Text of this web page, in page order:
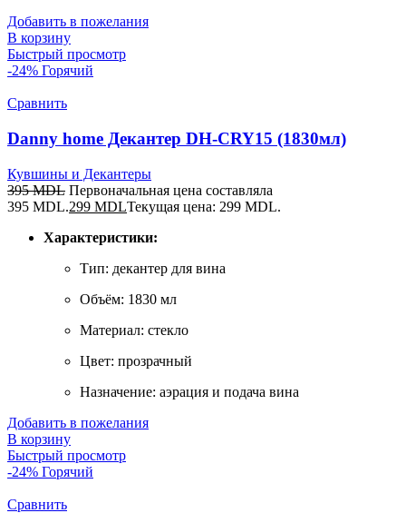
Добавить в пожелания
В корзину
Быстрый просмотр
-24% Горячий
Сравнить
Danny home Декантер DH-CRY15 (1830мл)
Кувшины и Декантеры
395MDL Первоначальная цена составляла
395 MDL.299 MDLТекущая цена: 299 MDL.
Характеристики:
Тип: декантер для вина
Объём: 1830 мл
Материал: стекло
Цвет: прозрачный
Назначение: аэрация и подача вина
Добавить в пожелания
В корзину
Быстрый просмотр
-24% Горячий
Сравнить